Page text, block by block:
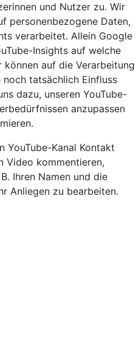
und Nutzer zu. Wir
personenbezogene Daten,
verarbeitet. Allein Google
Insights auf welche
auf die Verarbeitung
tatsächlich Einfluss
dazu, unseren YouTube-
anzupassen
YouTube-Kanal Kontakt
Video kommentieren,
Ihren Namen und die
Anliegen zu bearbeiten.